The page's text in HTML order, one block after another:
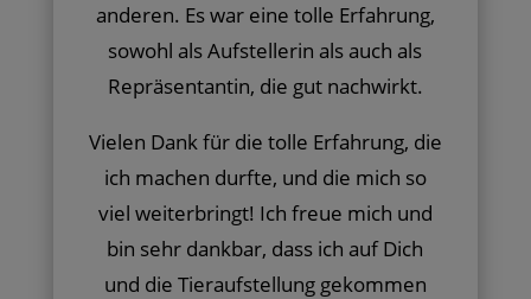
anderen. Es war eine tolle Erfahrung,
sowohl als Aufstellerin als auch als
Repräsentantin, die gut nachwirkt.
Vielen Dank für die tolle Erfahrung, die
ich machen durfte, und die mich so
viel weiterbringt! Ich freue mich und
bin sehr dankbar, dass ich auf Dich
und die Tieraufstellung gekommen